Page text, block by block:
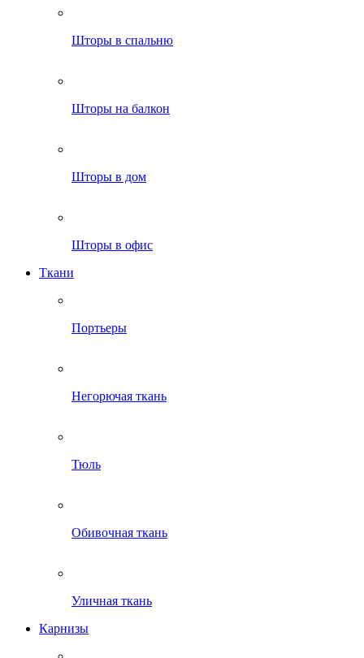
Шторы в спальню
Шторы на балкон
Шторы в дом
Шторы в офис
Ткани
Портьеры
Негорючая ткань
Тюль
Обивочная ткань
Уличная ткань
Карнизы